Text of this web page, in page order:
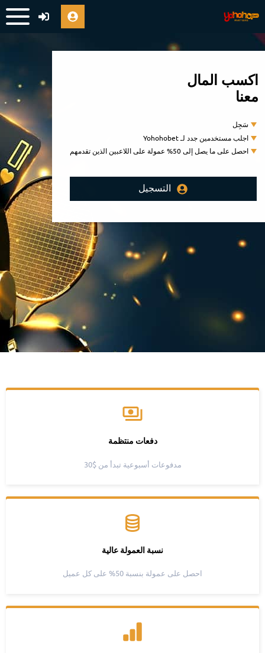
اكسب المال
معنا
سَجِل
اجلب مستخدمين جدد لـ Yohohobet
احصل على ما يصل إلى 50% عمولة على اللاعبين الذين تقدمهم
التسجيل
دفعات منتظمة
مدفوعات أسبوعية تبدأ من $30
نسبة العمولة عالية
احصل على عمولة بنسبة 50% على كل عميل